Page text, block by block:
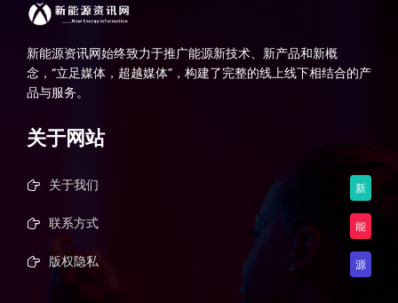
新能源资讯网始终致力于推广能源新技术、新产品和新概
念，“立足媒体，超越媒体”，构建了完整的线上线下相结合的产
品与服务。
关于网站
关于我们 新
联系方式 能
版权隐私 源